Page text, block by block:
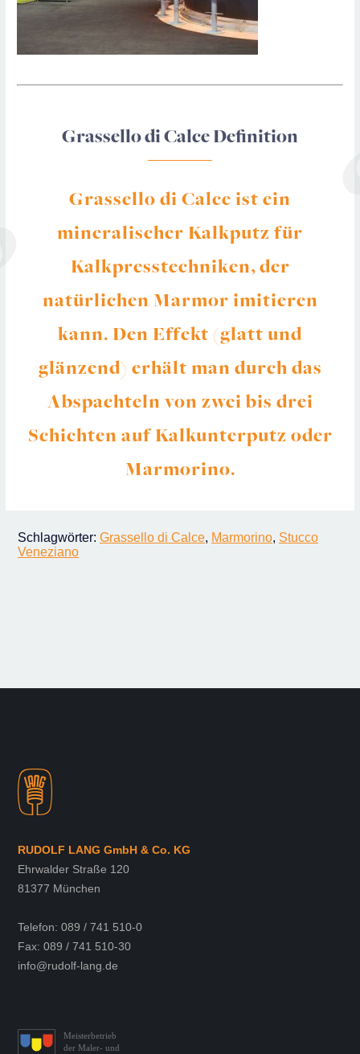
Grassello di Calce Definition
Grassello di Calce ist ein
mineralischer Kalkputz für
Kalkpresstechniken, der
natürlichen Marmor imitieren
kann. Den Effekt (glatt und
glänzend) erhält man durch das
Abspachteln von zwei bis drei
Schichten auf Kalkunterputz oder
Marmorino.
Schlagwörter: Grassello di Calce, Marmorino, Stucco
Veneziano
RUDOLF LANG GmbH & Co. KG
Ehrwalder Straße 120
81377 München
Telefon: 089 / 741 510-0
Fax: 089 / 741 510-30
info@rudolf-lang.de
Meisterbetrieb
der Maler- und